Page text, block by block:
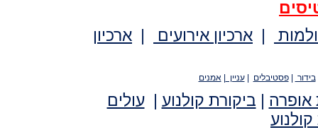
| ארכיון אירועים | ארכיון
בידור |פסטיבלים |עניין |אמנים
אופרה | ביקורת קולנוע |עולים
קולנוע